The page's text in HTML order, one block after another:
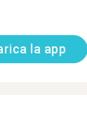
la app